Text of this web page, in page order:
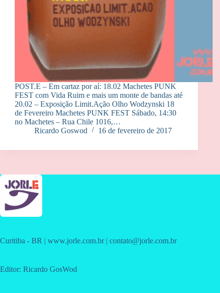
POST.E – Em cartaz por aí: 18.02 Machetes PUNK
FEST com Vida Ruim e mais um monte de bandas até
20.02 – Exposição Limit.Ação Olho Wodzynski 18
de Fevereiro Machetes PUNK FEST Sábado, 14:30
no Machetes – Rua Chile 1016,…
Ricardo Goswod
16 de fevereiro de 2017
Curitiba - BR | www.jorle.com.br | contato@jorle.com.br
Editor: Ricardo GosWod